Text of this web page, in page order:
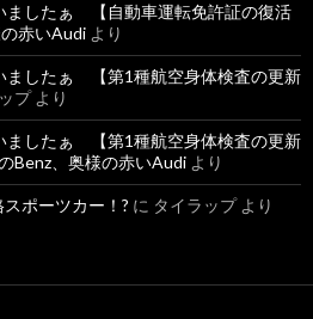
ましたぁ 【自動車運転免許証の復活
赤いAudi より
ましたぁ 【第1種航空身体検査の更新
プより
ましたぁ 【第1種航空身体検査の更新
Benz、奥様の赤いAudi より
ポーツカー！? に タイラップより